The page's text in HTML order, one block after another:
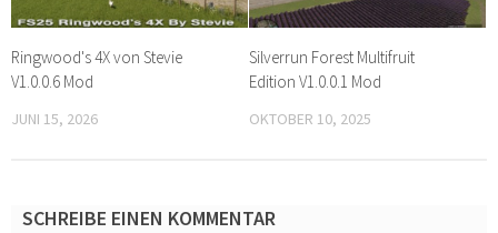
Ringwood's 4X von Stevie
V1.0.0.6 Mod
JUNI 15, 2026
Silverrun Forest Multifruit
Edition V1.0.0.1 Mod
OKTOBER 10, 2025
SCHREIBE EINEN KOMMENTAR